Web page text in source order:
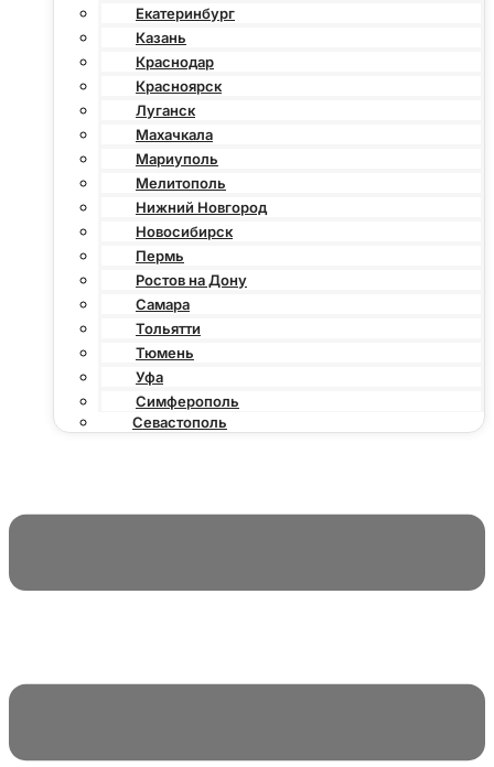
Екатеринбург
Казань
Краснодар
Красноярск
Луганск
Махачкала
Мариуполь
Мелитополь
Нижний Новгород
Новосибирск
Пермь
Ростов на Дону
Самара
Тольятти
Тюмень
Уфа
Симферополь
Севастополь